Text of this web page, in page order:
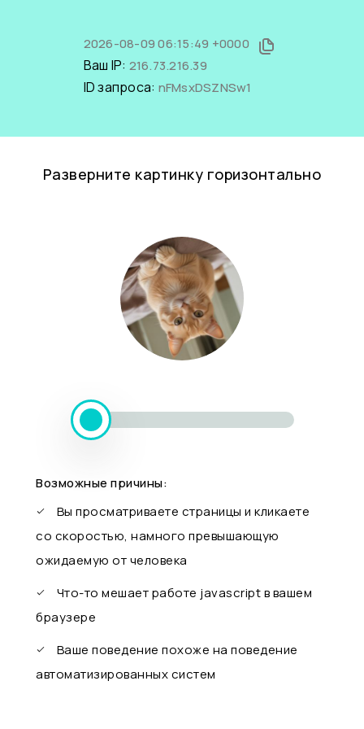
2026-08-09 06:15:49 +0000
Ваш IP: 216.73.216.39
ID запроса: nFMsxDSZNSw1
Разверните картинку горизонтально
Возможные причины:
Вы просматриваете страницы и кликаете
со скоростью, намного превышающую
ожидаемую от человека
Что-то мешает работе javascript в вашем
браузере
Ваше поведение похоже на поведение
автоматизированных систем